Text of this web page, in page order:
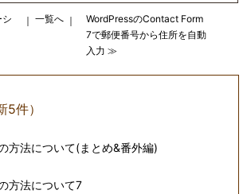
｜一覧へ ｜
WordPressのContact Form
7で郵便番号から住所を自動
入力 ≫
件）
方法について(まとめ&番外編)
方法について7